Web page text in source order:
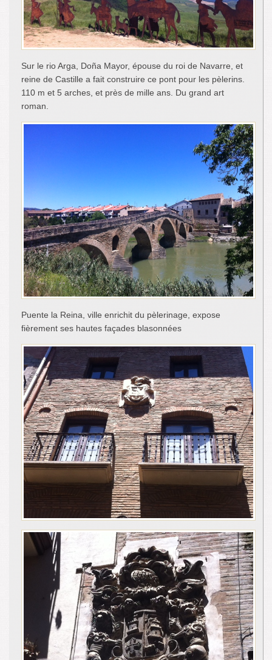
Sur le rio Arga, Doña Mayor, épouse du roi de Navarre, et
reine de Castille a fait construire ce pont pour les pèlerins.
110 m et 5 arches, et près de mille ans. Du grand art
roman.
Puente la Reina, ville enrichit du pèlerinage, expose
fièrement ses hautes façades blasonnées